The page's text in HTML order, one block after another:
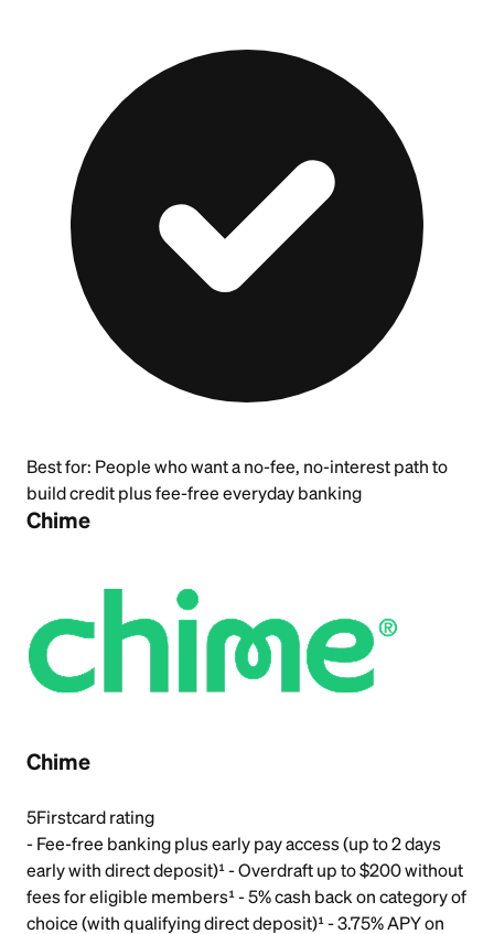
Best for: People who want a no-fee, no-interest path to
build credit plus fee-free everyday banking
Chime
Chime
5Firstcard rating
- Fee-free banking plus early pay access (up to 2 days
early with direct deposit)¹ - Overdraft up to $200 without
fees for eligible members¹ - 5% cash back on category of
choice (with qualifying direct deposit)¹ - 3.75% APY on